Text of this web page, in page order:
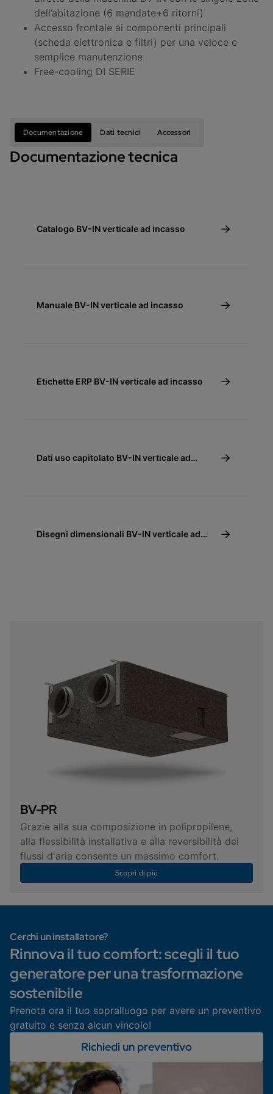
dell’abitazione (6 mandate+6 ritorni)
Accesso frontale ai componenti principali
(scheda elettronica e filtri) per una veloce e
semplice manutenzione
Free-cooling DI SERIE
Documentazione Dati tecnici Accessori
Documentazione tecnica
Catalogo BV-IN verticale ad incasso
Manuale BV-IN verticale ad incasso
Etichette ERP BV-IN verticale ad incasso
Dati uso capitolato BV-IN verticale ad
Disegni dimensionali BV-IN verticale ad
BV-PR
Grazie alla sua composizione in polipropilene,
alla flessibilità installativa e alla reversibilità dei
flussi d'aria consente un massimo comfort.
Scopri di più
Cerchi un installatore?
Rinnova il tuo comfort: scegli il tuo
generatore per una trasformazione
sostenibile
Prenota ora il tuo sopralluogo per avere un preventivo
gratuito e senza alcun vincolo!
Richiedi un preventivo